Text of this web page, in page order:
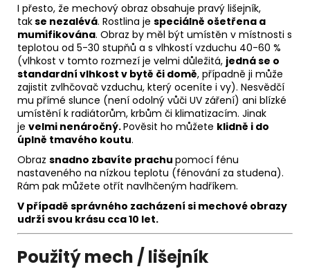
I přesto, že mechový obraz obsahuje pravý lišejník,
takse nezalévá. Rostlina je speciálně ošetřena a
mumifikována. Obraz by měl být umístěn v místnosti s
teplotou od 5-30 stupňů a s vlhkostí vzduchu 40-60 %
(vlhkost v tomto rozmezí je velmi důležitá, jedná se o
standardní vlhkost v bytě či domě, případně ji může
zajistit zvlhčovač vzduchu, který oceníte i vy). Nesvědčí
mu přímé slunce (není odolný vůči UV záření) ani blízké
umístění k radiátorům, krbům či klimatizacím. Jinak
je velmi nenáročný.Pověsit ho můžete klidně i do
úplně tmavého koutu.
Obraz snadno zbavíte prachu pomocí fénu
nastaveného na nízkou teplotu (fénování za studena).
Rám pak můžete otřít navlhčeným hadříkem.
V případě správného zacházení si mechové obrazy
udrží svou krásu cca 10 let.
Použitý mech / lišejník